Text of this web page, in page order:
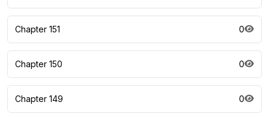
Chapter 151 0
Chapter 150 0
Chapter 149 0